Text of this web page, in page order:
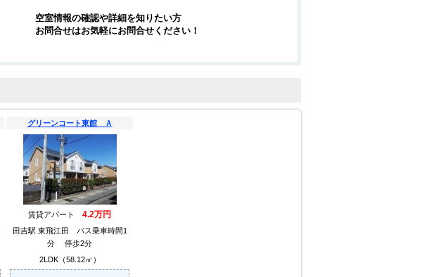
空室情報の確認や詳細を知りたい方
お問合せはお気軽にお問合せください！
グリーンコート東館 Ａ
賃貸アパート 4.2万円
田吉駅 東飛江田 バス乗車時間1
分 停歩2分
2LDK（58.12㎡）